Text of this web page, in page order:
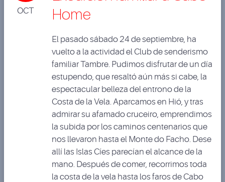
OCT
Home
El pasado sábado 24 de septiembre, ha
vuelto a la actividad el Club de senderismo
familiar Tambre. Pudimos disfrutar de un día
estupendo, que resaltó aún más si cabe, la
espectacular belleza del entrono de la
Costa de la Vela. Aparcamos en Hió, y tras
admirar su afamado cruceiro, emprendimos
la subida por los caminos centenarios que
nos llevaron hasta el Monte do Facho. Dese
allí las Islas Cíes parecían el alcance de la
mano. Después de comer, recorrimos toda
la costa de la vela hasta los faros de Cabo